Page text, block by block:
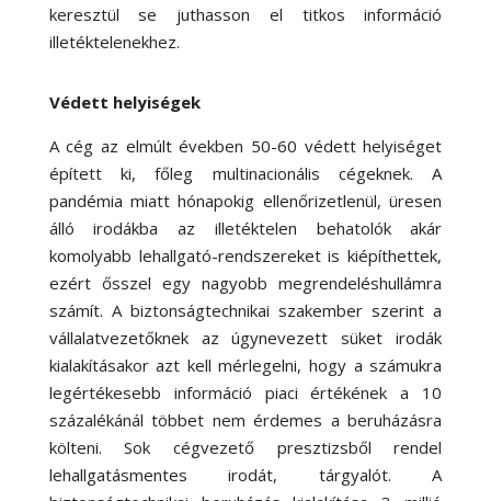
keresztül se juthasson el titkos információ
illetéktelenekhez.
Védett helyiségek
A cég az elmúlt években 50-60 védett helyiséget
épített ki, főleg multinacionális cégeknek. A
pandémia miatt hónapokig ellenőrizetlenül, üresen
álló irodákba az illetéktelen behatolók akár
komolyabb lehallgató-rendszereket is kiépíthettek,
ezért ősszel egy nagyobb megrendeléshullámra
számít. A biztonságtechnikai szakember szerint a
vállalatvezetőknek az úgynevezett süket irodák
kialakításakor azt kell mérlegelni, hogy a számukra
legértékesebb információ piaci értékének a 10
százalékánál többet nem érdemes a beruházásra
költeni. Sok cégvezető presztizsből rendel
lehallgatásmentes irodát, tárgyalót. A